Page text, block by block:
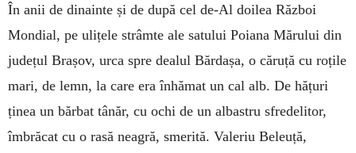
În anii de dinainte și de după cel de-Al doilea Război
Mondial, pe ulițele strâmte ale satului Poiana Mărului din
județul Brașov, urca spre dealul Bărdașa, o căruță cu roțile
mari, de lemn, la care era înhămat un cal alb. De hățuri
ținea un bărbat tânăr, cu ochi de un albastru sfredelitor,
îmbrăcat cu o rasă neagră, smerită. Valeriu Beleuță,